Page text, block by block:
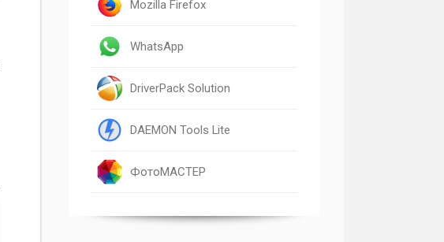
Mozilla Firefox
WhatsApp
DriverPack Solution
DAEMON Tools Lite
ФотоМАСТЕР